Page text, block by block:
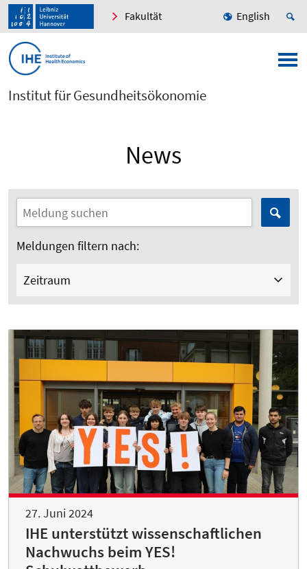
Fakultät English
Institut für Gesundheitsökonomie
News
Meldungen filtern nach:
Zeitraum
27. Juni 2024
IHE unterstützt wissenschaftlichen
Nachwuchs beim YES!